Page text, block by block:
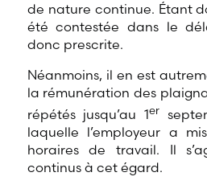
de nature continue. Étant
été contestée dans le
donc prescrite.
Néanmoins, il en est
la rémunération des
répétés jusqu’au 1er
laquelle l’employeur a
horaires de travail. Il
continus à cet égard.